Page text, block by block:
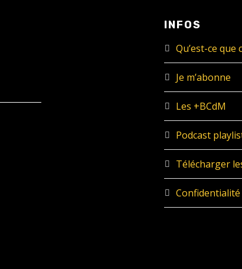
INFOS
Qu’est-ce que
Je m’abonne
Les +BCdM
Podcast
Télécharger
Confidentialité